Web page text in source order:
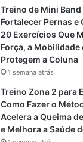
Treino de Mini Band
Fortalecer Pernas e
20 Exercícios Que
Força, a Mobilidade
Protegem a Coluna
1 semana atrás
Treino Zona 2 para
Como Fazer o
Acelera a Queima
e Melhora a Saúde